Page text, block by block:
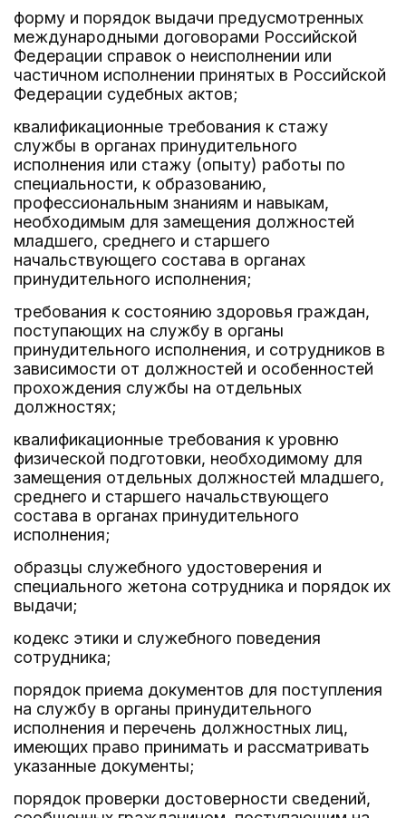
форму и порядок выдачи предусмотренных
международными договорами Российской
Федерации справок о неисполнении или
частичном исполнении принятых в Российской
Федерации судебных актов;
квалификационные требования к стажу
службы в органах принудительного
исполнения или стажу (опыту) работы по
специальности, к образованию,
профессиональным знаниям и навыкам,
необходимым для замещения должностей
младшего, среднего и старшего
начальствующего состава в органах
принудительного исполнения;
требования к состоянию здоровья граждан,
поступающих на службу в органы
принудительного исполнения, и сотрудников в
зависимости от должностей и особенностей
прохождения службы на отдельных
должностях;
квалификационные требования к уровню
физической подготовки, необходимому для
замещения отдельных должностей младшего,
среднего и старшего начальствующего
состава в органах принудительного
исполнения;
образцы служебного удостоверения и
специального жетона сотрудника и порядок их
выдачи;
кодекс этики и служебного поведения
сотрудника;
порядок приема документов для поступления
на службу в органы принудительного
исполнения и перечень должностных лиц,
имеющих право принимать и рассматривать
указанные документы;
порядок проверки достоверности сведений,